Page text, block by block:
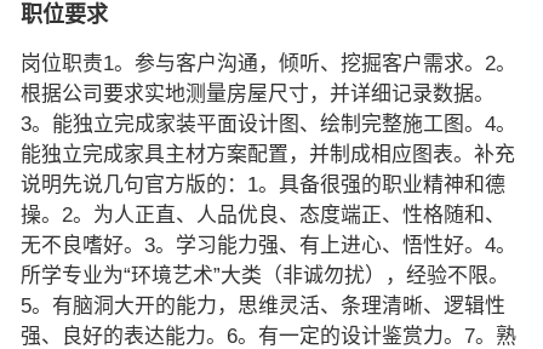
职位要求
岗位职责1。参与客户沟通，倾听、挖掘客户需求。2。
根据公司要求实地测量房屋尺寸，并详细记录数据。
3。能独立完成家装平面设计图、绘制完整施工图。4。
能独立完成家具主材方案配置，并制成相应图表。补充
说明先说几句官方版的：1。具备很强的职业精神和德
操。2。为人正直、人品优良、态度端正、性格随和、
无不良嗜好。3。学习能力强、有上进心、悟性好。4。
所学专业为“环境艺术”大类（非诚勿扰），经验不限。
5。有脑洞大开的能力，思维灵活、条理清晰、逻辑性
强、良好的表达能力。6。有一定的设计鉴赏力。7。熟